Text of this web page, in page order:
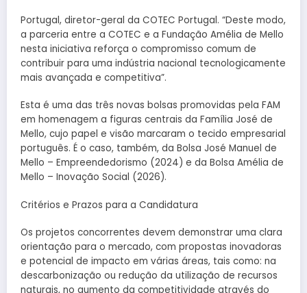
Portugal, diretor-geral da COTEC Portugal. “Deste modo,
a parceria entre a COTEC e a Fundação Amélia de Mello
nesta iniciativa reforça o compromisso comum de
contribuir para uma indústria nacional tecnologicamente
mais avançada e competitiva”.
Esta é uma das três novas bolsas promovidas pela FAM
em homenagem a figuras centrais da Família José de
Mello, cujo papel e visão marcaram o tecido empresarial
português. É o caso, também, da Bolsa José Manuel de
Mello – Empreendedorismo (2024) e da Bolsa Amélia de
Mello – Inovação Social (2026).
Critérios e Prazos para a Candidatura
Os projetos concorrentes devem demonstrar uma clara
orientação para o mercado, com propostas inovadoras
e potencial de impacto em várias áreas, tais como: na
descarbonização ou redução da utilização de recursos
naturais, no aumento da competitividade através do